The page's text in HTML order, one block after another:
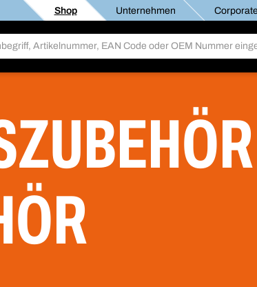
Shop Unternehmen